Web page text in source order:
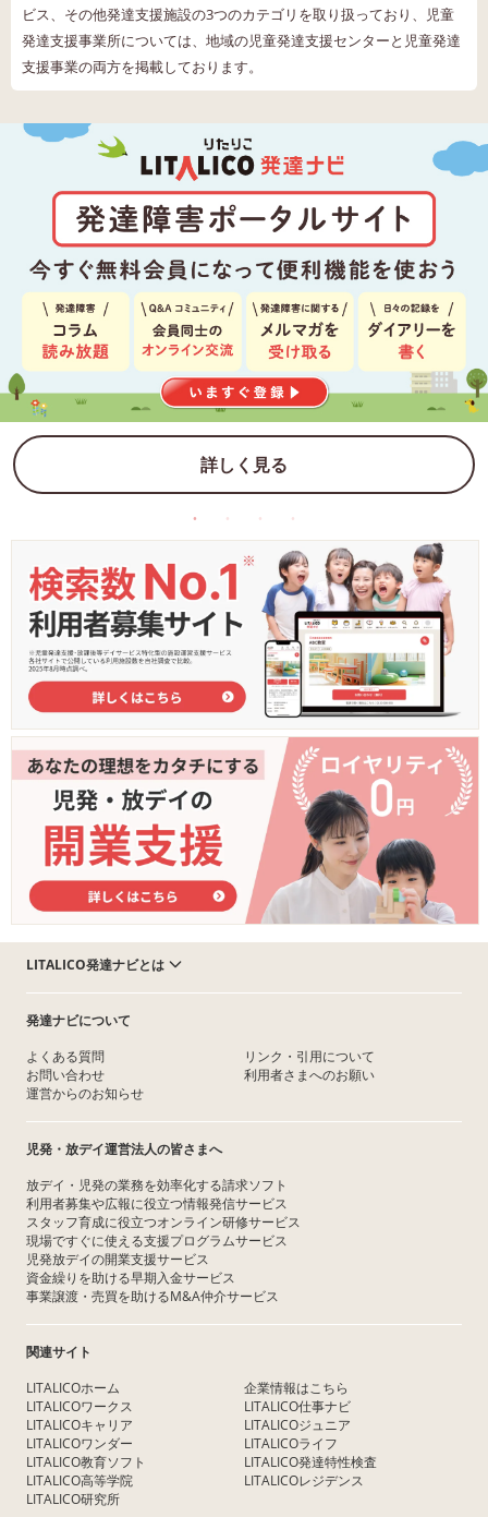
ビス、その他発達支援施設の3つのカテゴリを取り扱っており、児童
発達支援事業所については、地域の児童発達支援センターと児童発達
支援事業の両方を掲載しております。
詳しく見る
LITALICO発達ナビとは
発達ナビについて
よくある質問
お問い合わせ
運営からのお知らせ
リンク・引用について
利用者さまへのお願い
児発・放デイ運営法人の皆さまへ
放デイ・児発の業務を効率化する請求ソフト
利用者募集や広報に役立つ情報発信サービス
スタッフ育成に役立つオンライン研修サービス
現場ですぐに使える支援プログラムサービス
児発放デイの開業支援サービス
資金繰りを助ける早期入金サービス
事業譲渡・売買を助けるM&A仲介サービス
関連サイト
LITALICOホーム
LITALICOワークス
LITALICOキャリア
LITALICOワンダー
LITALICO教育ソフト
LITALICO高等学院
LITALICO研究所
企業情報はこちら
LITALICO仕事ナビ
LITALICOジュニア
LITALICOライフ
LITALICO発達特性検査
LITALICOレジデンス